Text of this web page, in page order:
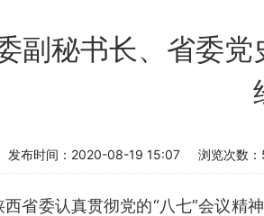
副秘书长、省委
发布时间：2020-08-19 15:07 浏览次数：
省委认真贯彻党的“八七”会议精